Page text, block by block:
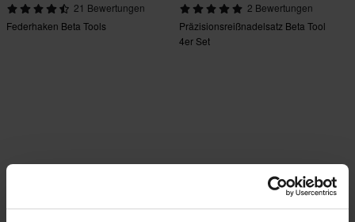
21 Bewertungen
Federhaken Beta Tools
2 Bewertungen
Präzisionsreißnadelsatz Beta Tool
4er Set